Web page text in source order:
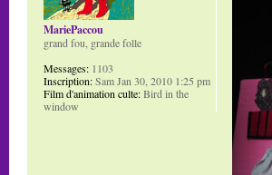
MariePaccou
grand fou, grande folle
Messages: 1103
Inscription:Sam Jan 30, 2010 1:25 pm
Film d'animation culte:Bird in the
window